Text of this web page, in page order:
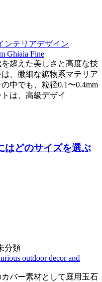
ンテリアデザイン
超えた美しさと高度な技
、微細な鉱物系マテリア
中でも、粒径0.1〜0.4mm
は、高級デザイ
はどのサイズを選ぶ
分類
バー素材として庭用玉石